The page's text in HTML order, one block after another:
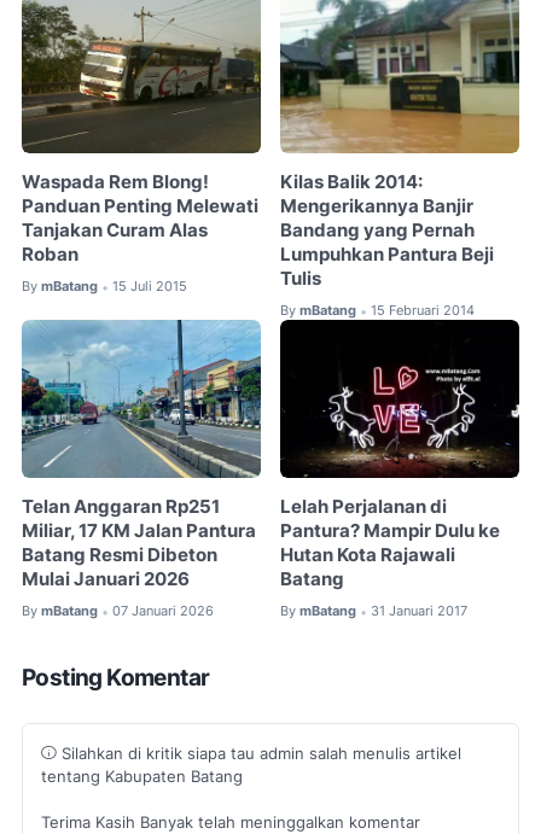
Waspada Rem Blong!
Panduan Penting Melewati
Tanjakan Curam Alas
Roban
By mBatang • 15 Juli 2015
Kilas Balik 2014:
Mengerikannya Banjir
Bandang yang Pernah
Lumpuhkan Pantura Beji
Tulis
By mBatang • 15 Februari 2014
Telan Anggaran Rp251
Miliar, 17 KM Jalan Pantura
Batang Resmi Dibeton
Mulai Januari 2026
By mBatang • 07 Januari 2026
Lelah Perjalanan di
Pantura? Mampir Dulu ke
Hutan Kota Rajawali
Batang
By mBatang • 31 Januari 2017
Posting Komentar
Silahkan di kritik siapa tau admin salah menulis artikel
tentang Kabupaten Batang
Terima Kasih Banyak telah meninggalkan komentar